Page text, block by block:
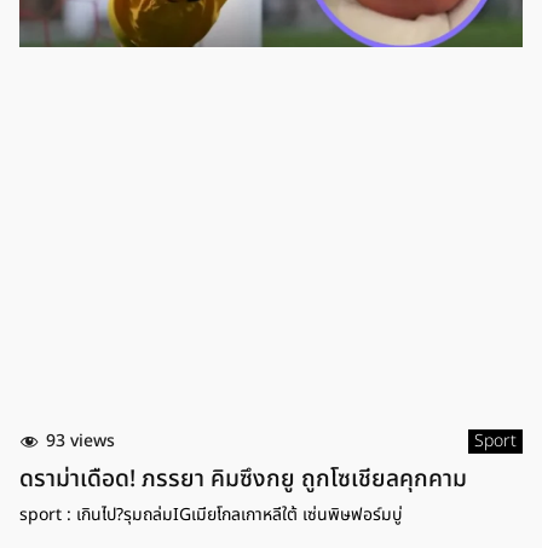
93 views Sport
ดราม่าเดือด! ภรรยา คิมซึงกยู ถูกโซเชียลคุกคาม
sport : เกินไป?รุมถล่มIGเมียโกลเกาหลีใต้ เซ่นพิษฟอร์มบู่